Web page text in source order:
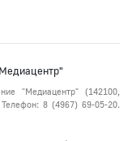
"Медиацентр" (142100,
8 (4967) 69-05-20.